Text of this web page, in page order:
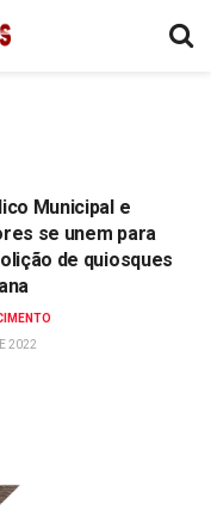
Municipal e
se unem para
de quiosques
2022